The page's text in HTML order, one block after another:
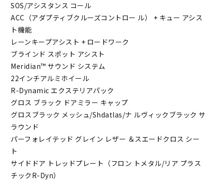
SOS/アシスタンス コール
ACC（アダプティブクルーズコントロー ル） + キュー アシス
ト機能
レーンキープアシスト + ロードワーク
ブラインド スポット アシスト
Meridian™ サウンド システム
22インチアルミホイール
R-Dynamic エクステリアパック
グロス ブラック ドアミラー キャップ
グロスブラック メッシュ/Shdatlas/ナ ルヴィックブラック サ
ラウンド
パーフォレイテッド グレイン レザー ＆スエードクロス シー
ト
サイドドア トレッドプレート（フロン トメタル/リア プラス
チックR-Dyn）